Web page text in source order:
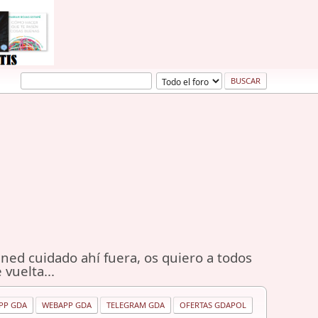
cuidado ahí fuera, os quiero a todos
vuelta...
GDA WEBAPP GDA TELEGRAM GDA OFERTAS GDAPOL